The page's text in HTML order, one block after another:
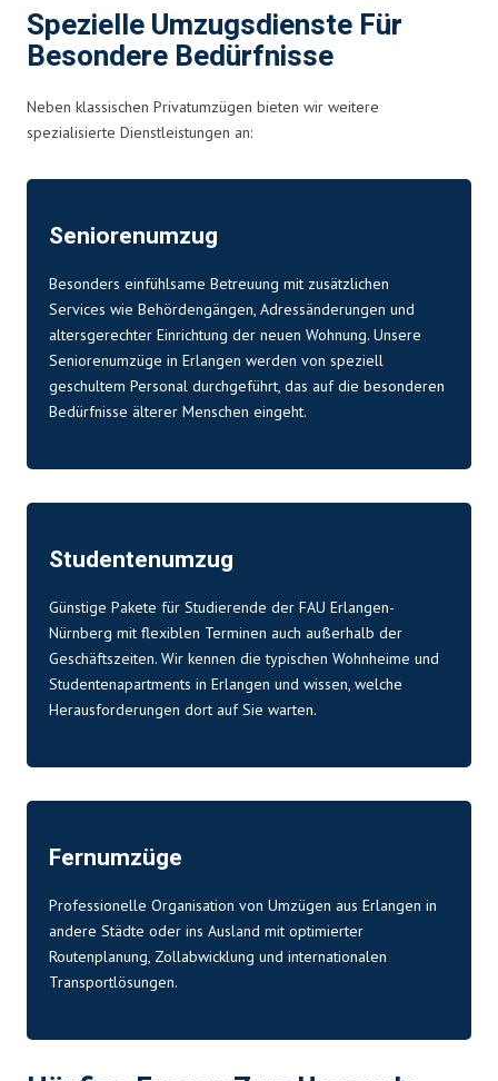
Spezielle Umzugsdienste Für
Besondere Bedürfnisse
Neben klassischen Privatumzügen bieten wir weitere
spezialisierte Dienstleistungen an:
Seniorenumzug
Besonders einfühlsame Betreuung mit zusätzlichen
Services wie Behördengängen, Adressänderungen und
altersgerechter Einrichtung der neuen Wohnung. Unsere
Seniorenumzüge in Erlangen werden von speziell
geschultem Personal durchgeführt, das auf die besonderen
Bedürfnisse älterer Menschen eingeht.
Studentenumzug
Günstige Pakete für Studierende der FAU Erlangen-
Nürnberg mit flexiblen Terminen auch außerhalb der
Geschäftszeiten. Wir kennen die typischen Wohnheime und
Studentenapartments in Erlangen und wissen, welche
Herausforderungen dort auf Sie warten.
Fernumzüge
Professionelle Organisation von Umzügen aus Erlangen in
andere Städte oder ins Ausland mit optimierter
Routenplanung, Zollabwicklung und internationalen
Transportlösungen.